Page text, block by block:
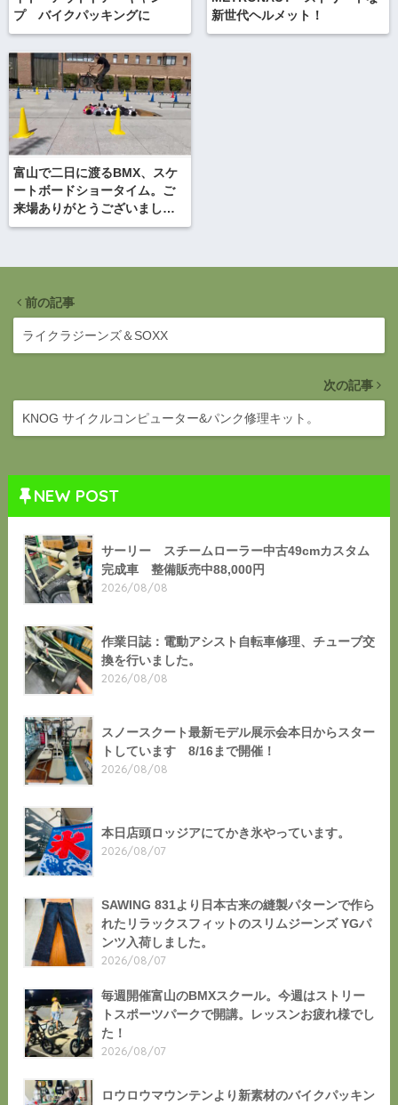
プ バイクパッキングに
新世代ヘルメット！
富山で二日に渡るBMX、スケ
ートボードショータイム。ご
来場ありがとうございまし
た！
前の記事
ライクラジーンズ＆SOXX
次の記事
KNOG サイクルコンピューター&パンク修理キット。
NEW POST
サーリー スチームローラー中古49cmカスタム
完成車 整備販売中88,000円
2026/08/08
作業日誌：電動アシスト自転車修理、チューブ交
換を行いました。
2026/08/08
スノースクート最新モデル展示会本日からスター
トしています 8/16まで開催！
2026/08/08
本日店頭ロッジアにてかき氷やっています。
2026/08/07
SAWING 831より日本古来の縫製パターンで作ら
れたリラックスフィットのスリムジーンズ YGパ
ンツ入荷しました。
2026/08/07
毎週開催富山のBMXスクール。今週はストリー
トスポーツパークで開講。レッスンお疲れ様でし
た！
2026/08/07
ロウロウマウンテンより新素材のバイクパッキン